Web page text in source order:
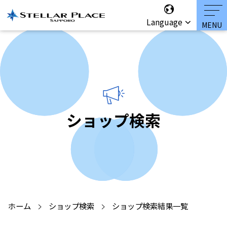
Language
ショップ検索
ホーム ショップ検索 ショップ検索結果一覧